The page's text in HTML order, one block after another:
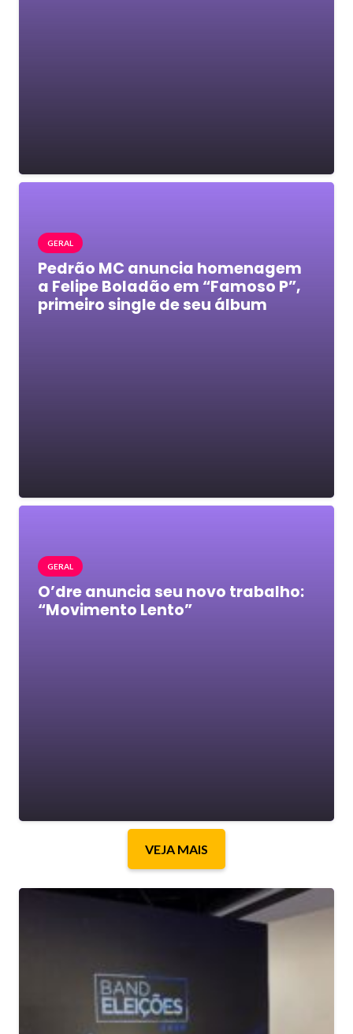
GERAL
Pedrão MC anuncia homenagem
a Felipe Boladão em “Famoso P”,
primeiro single de seu álbum
GERAL
O’dre anuncia seu novo trabalho:
“Movimento Lento”
VEJA MAIS